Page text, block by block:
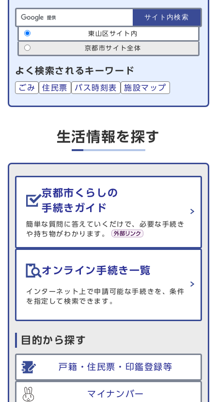
サイト内検索の範囲 東山区サイト内
京都市サイト全体
よく検索されるキーワード
ごみ 住民票 バス時刻表 施設マップ
生活情報を探す
京都市くらしの
手続きガイド
簡単な質問に答えていくだけで、必要な手続き
や持ち物がわかります。
オンライン手続き一覧
インターネット上で申請可能な手続きを、条件
を指定して検索できます。
目的から探す
戸籍・住民票・印鑑登録等
マイナンバー